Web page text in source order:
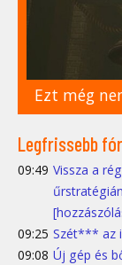
Ezt még
Legfrissebb
09:49 Vissza a
09:25 Szét*** az
09:08 Új gép és